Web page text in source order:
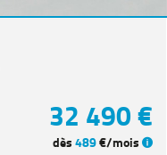
32 490 €
dès489€/mois